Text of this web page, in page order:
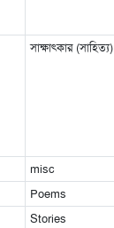
সাক্ষাৎকার (সাহিত্য)
misc
Poems
Stories